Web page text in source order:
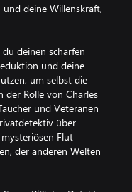
deine Willenskraft,
deinen scharfen
und deine
um selbst die
der Rolle von Charles
und Veteranen
über
Flut
der anderen Welten